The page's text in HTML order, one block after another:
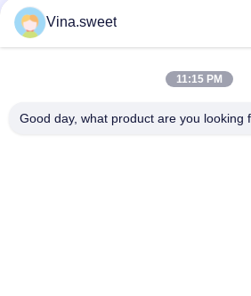
Части для грузовых автомобилей Hino
управление 44310-E0310 14714-
грузовых автомобилей HINO 700 ZS FS
Запчасти для грузовиков HINO Бренд
Компрессорный насос S2910-E0C02
Vina.sweet
11:15 PM
Good day, what product are you looking